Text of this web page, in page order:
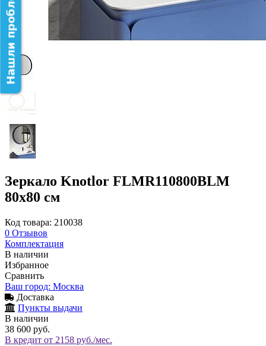
Зеркало Knotlor FLMR110800BLM
80х80 см
Код товара: 210038
0 Отзывов
Комплектация
В наличии
Избранное
Сравнить
Ваш город: Москва
Доставка
Пункты выдачи
В наличии
38 600 руб.
В кредит от 2158 руб./мес.